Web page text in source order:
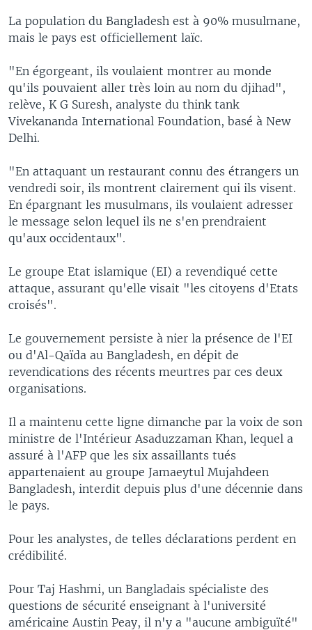
La population du Bangladesh est à 90% musulmane,
mais le pays est officiellement laïc.
"En égorgeant, ils voulaient montrer au monde
qu'ils pouvaient aller très loin au nom du djihad",
relève, K G Suresh, analyste du think tank
Vivekananda International Foundation, basé à New
Delhi.
"En attaquant un restaurant connu des étrangers un
vendredi soir, ils montrent clairement qui ils visent.
En épargnant les musulmans, ils voulaient adresser
le message selon lequel ils ne s'en prendraient
qu'aux occidentaux".
Le groupe Etat islamique (EI) a revendiqué cette
attaque, assurant qu'elle visait "les citoyens d'Etats
croisés".
Le gouvernement persiste à nier la présence de l'EI
ou d'Al-Qaïda au Bangladesh, en dépit de
revendications des récents meurtres par ces deux
organisations.
Il a maintenu cette ligne dimanche par la voix de son
ministre de l'Intérieur Asaduzzaman Khan, lequel a
assuré à l'AFP que les six assaillants tués
appartenaient au groupe Jamaeytul Mujahdeen
Bangladesh, interdit depuis plus d'une décennie dans
le pays.
Pour les analystes, de telles déclarations perdent en
crédibilité.
Pour Taj Hashmi, un Bangladais spécialiste des
questions de sécurité enseignant à l'université
américaine Austin Peay, il n'y a "aucune ambiguïté"